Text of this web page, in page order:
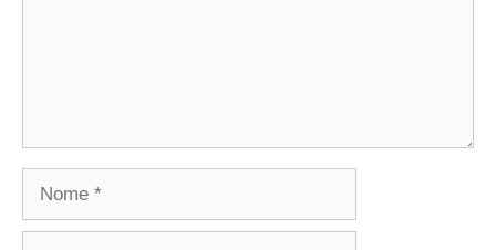
Nome